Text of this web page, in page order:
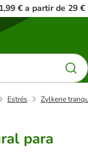
€ a partir de 29 €
Estrés Zylkene
para